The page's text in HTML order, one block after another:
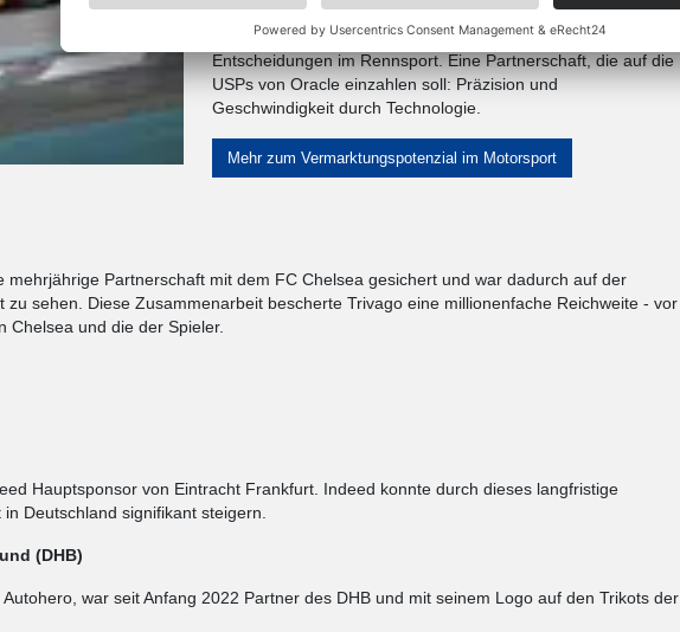
durchgeführten Strategiesimulationen um das 1.000-fache
gesteigert. Ziel dabei: Bessere Vorhersagen für präzisere
Entscheidungen im Rennsport. Eine Partnerschaft, die auf die
USPs von Oracle einzahlen soll: Präzision und
Geschwindigkeit durch Technologie.
Mehr zum Vermarktungspotenzial im Motorsport
mehrjährige Partnerschaft mit dem FC Chelsea gesichert und war dadurch auf der
sehen. Diese Zusammenarbeit bescherte Trivago eine millionenfache Reichweite - vor
Chelsea und die der Spieler.
Hauptsponsor von Eintracht Frankfurt. Indeed konnte durch dieses langfristige
Deutschland signifikant steigern.
(DHB)
war seit Anfang 2022 Partner des DHB und mit seinem Logo auf den Trikots der